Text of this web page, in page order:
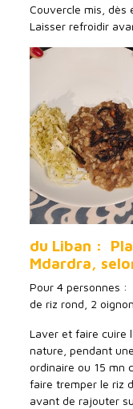
Couvercle mis, dès
Laisser refroidir
du Liban :
Mdardra,
Pour 4 personnes
de riz rond, 2
Laver et faire cuire
nature, pendant
ordinaire ou 15 mn
faire tremper le riz
avant de rajouter